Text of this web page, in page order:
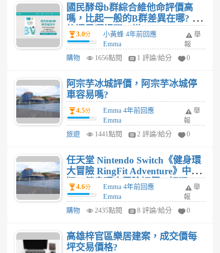
國民酵母b群綜合維他命評價高
嗎，比起一般的B群差異在哪? 價
格還是哪裡不一樣?
3.0分
小黃蜂 4年前回應
Emma
舉
報
購物
1656點閱 1 評論/給分 0
阿宗芋冰城評價，阿宗芋冰城停
車容易嗎?
4.5分
Emma 4年前回應
Emma
舉
報
旅遊
1441點閱 2 評論/給分 0
任天堂 Nintendo Switch《健身環
大冒險 RingFit Adventure》中文
版，健身環大冒險評價，好玩
嗎?
4.6分
Emma 4年前回應
Emma
舉
報
購物
2435點閱 8 評論/給分 0
高雄梓官區樂居建案，成交價每
坪交易價格?